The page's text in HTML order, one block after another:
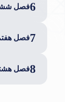
6فصل
7فصل
8فصل